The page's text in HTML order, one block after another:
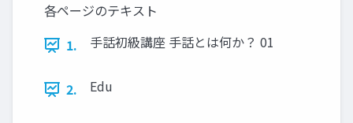
各ページのテキスト
1.
手話初級講座 手話とは何か？ 01
2. Edu